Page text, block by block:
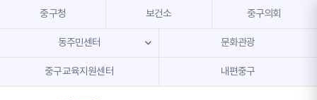
본문 내용 바로가기
주메뉴 바로가기
중구청 보건소 중구의회
동주민센터 문화관광
중구교육지원센터 내편중구